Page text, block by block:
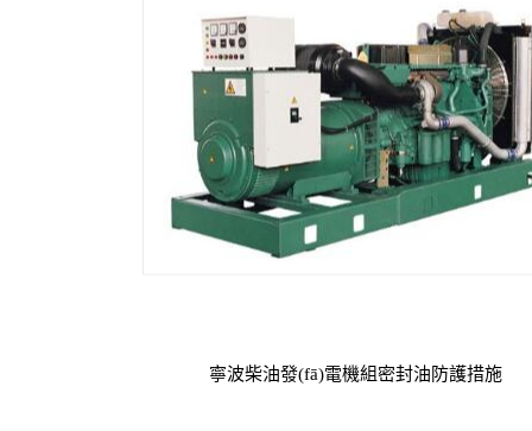
寧波柴油發(fā)電機組密封油防護措施